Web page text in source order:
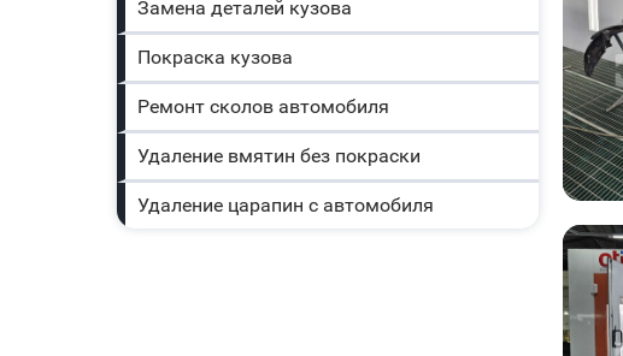
Замена деталей кузова
Покраска кузова
Ремонт сколов автомобиля
Удаление вмятин без покраски
Удаление царапин с автомобиля